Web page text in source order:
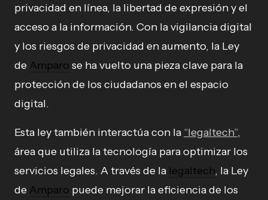
privacidad en línea, la libertad de expresión y el
acceso a la información. Con la vigilancia digital
y los riesgos de privacidad en aumento, la Ley
de Amparo se ha vuelto una pieza clave para la
protección de los ciudadanos en el espacio
digital.
Esta ley también interactúa con la “legaltech”,
área que utiliza la tecnología para optimizar los
servicios legales. A través de la legaltech, la Ley
de Amparo puede mejorar la eficiencia de los